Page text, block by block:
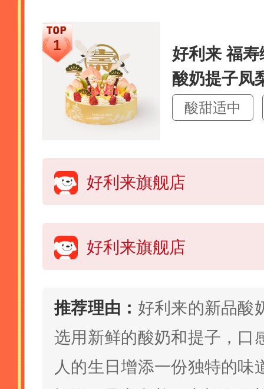
好利来 福
酸奶提子凤
酸甜适中
好利来旗舰店
好利来旗舰店
推荐理由： 好利来的新品酸
选用新鲜的酸奶和提子，口
人的生日增添一份独特的味